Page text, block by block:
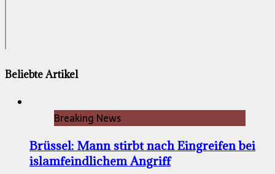
Beliebte Artikel
Breaking News
Brüssel: Mann stirbt nach Eingreifen bei
islamfeindlichem Angriff